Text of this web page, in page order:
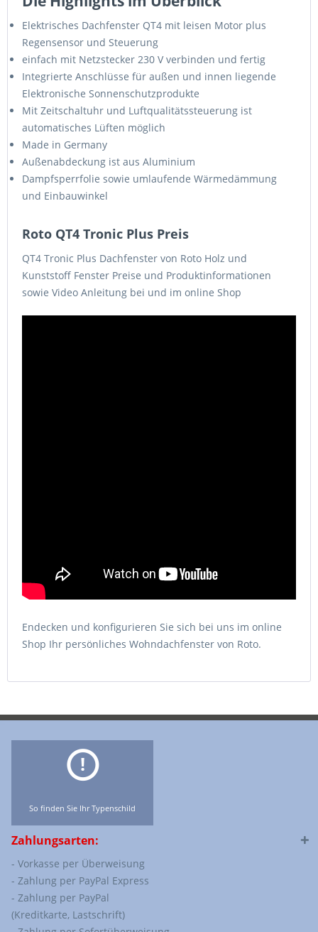
Elektrisches Dachfenster QT4 mit leisen Motor plus
Regensensor und Steuerung
einfach mit Netzstecker 230 V verbinden und fertig
Integrierte Anschlüsse für außen und innen liegende
Elektronische Sonnenschutzprodukte
Mit Zeitschaltuhr und Luftqualitätssteuerung ist
automatisches Lüften möglich
Made in Germany
Außenabdeckung ist aus Aluminium
Dampfsperrfolie sowie umlaufende Wärmedämmung
und Einbauwinkel
Roto QT4 Tronic Plus Preis
QT4 Tronic Plus Dachfenster von Roto Holz und
Kunststoff Fenster Preise und Produktinformationen
sowie Video Anleitung bei und im online Shop
Endecken und konfigurieren Sie sich bei uns im online
Shop Ihr persönliches Wohndachfenster von Roto.
So finden Sie Ihr Typenschild
Zahlungsarten:
- Vorkasse per Überweisung
- Zahlung per PayPal Express
- Zahlung per PayPal
(Kreditkarte, Lastschrift)